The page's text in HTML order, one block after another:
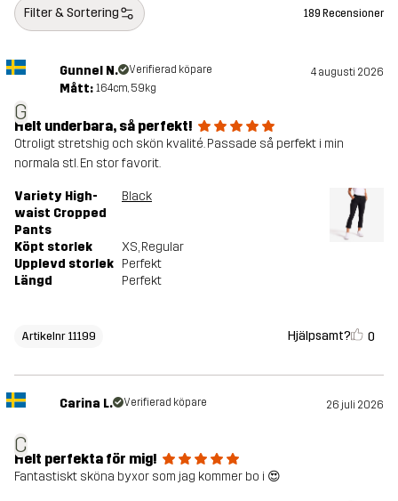
Filter & Sortering 189 Recensioner
G
Gunnel N. Verifierad köpare 4 augusti 2026
Mått: 164cm, 59kg
Helt underbara, så perfekt!
Otroligt stretshig och skön kvalité. Passade så perfekt i min
normala stl. En stor favorit.
Variety High-
waist Cropped
Pants
Black
Köpt storlek XS, Regular
Upplevd storlek Perfekt
Längd
Perfekt
Artikelnr 11199 Hjälpsamt? 0
C
Carina L. Verifierad köpare 26 juli 2026
Helt perfekta för mig!
Fantastiskt sköna byxor som jag kommer bo i 😍